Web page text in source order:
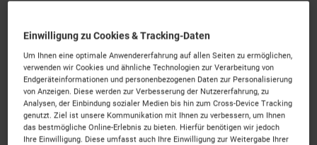
Krane mieten in Pforzheim
Wertvolle Unterstützung für die Goldstadt.Mieten Sie
die passenden Krane für Ihr Vorhaben. Unkompliziert,
zu starken Konditionen und mit persönlichem Experten-
Service.
Einwilligung zu Cookies & Tracking-Daten
Um Ihnen eine optimale Anwendererfahrung auf allen Seiten zu ermöglichen,
verwenden wir Cookies und ähnliche Technologien zur Verarbeitung von
Endgeräteinformationen und personenbezogenen Daten zur Personalisierung
von Anzeigen. Diese werden zur Verbesserung der Nutzererfahrung, zu
Analysen, der Einbindung sozialer Medien bis hin zum Cross-Device Tracking
genutzt. Ziel ist unsere Kommunikation mit Ihnen zu verbessern, um Ihnen
das bestmögliche Online-Erlebnis zu bieten. Hierfür benötigen wir jedoch
Ihre Einwilligung. Diese umfasst auch Ihre Einwilligung zur Weitergabe Ihrer